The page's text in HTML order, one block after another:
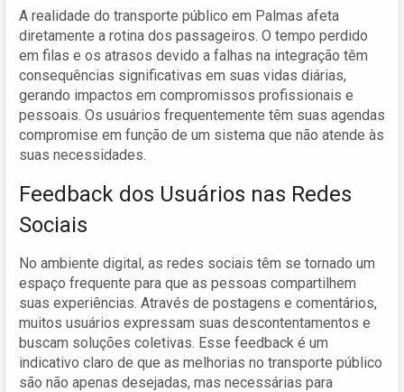
A realidade do transporte público em Palmas afeta
diretamente a rotina dos passageiros. O tempo perdido
em filas e os atrasos devido a falhas na integração têm
consequências significativas em suas vidas diárias,
gerando impactos em compromissos profissionais e
pessoais. Os usuários frequentemente têm suas agendas
compromise em função de um sistema que não atende às
suas necessidades.
Feedback dos Usuários nas Redes
Sociais
No ambiente digital, as redes sociais têm se tornado um
espaço frequente para que as pessoas compartilhem
suas experiências. Através de postagens e comentários,
muitos usuários expressam suas descontentamentos e
buscam soluções coletivas. Esse feedback é um
indicativo claro de que as melhorias no transporte público
são não apenas desejadas, mas necessárias para